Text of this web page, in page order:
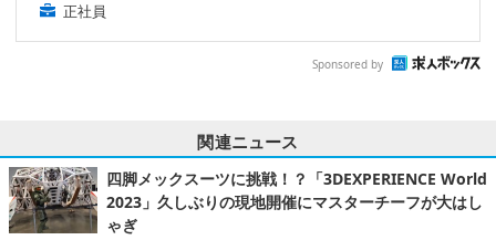
正社員
Sponsored by
関連ニュース
四脚メックスーツに挑戦！？「3DEXPERIENCE World
2023」久しぶりの現地開催にマスターチーフが大はし
ゃぎ